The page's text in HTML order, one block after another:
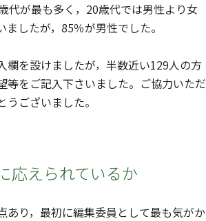
代が最も多く，20歳代では男性より女
したが，85％が男性でした。
欄を設けましたが，半数近い129人の方
等をご記入下さいました。ご協力いただ
ございました。
応えられているか
あり，最初に編集委員として最も気がか